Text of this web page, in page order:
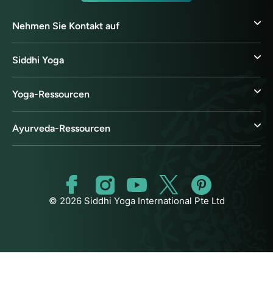
Nehmen Sie Kontakt auf
Siddhi Yoga
Yoga-Ressourcen
Ayurveda-Ressourcen
© 2026 Siddhi Yoga International Pte Ltd